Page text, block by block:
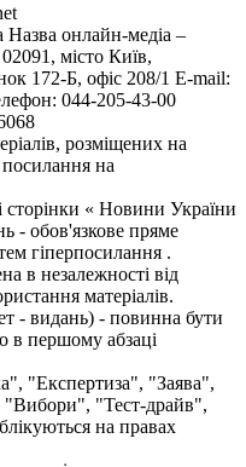
Назва онлайн-медіа –
місто Київ,
172-Б, офіс 208/1 E-mail:
044-205-43-00
розміщених на
посилання на
сторінки « Новини України
- обов'язкове пряме
гіперпосилання .
в незалежності від
матеріалів.
- видань) - повинна бути
в першому абзаці
"Експертиза", "Заява",
"Тест-драйв",
на правах